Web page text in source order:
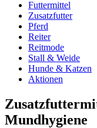
Futtermittel
Zusatzfutter
Pferd
Reiter
Reitmode
Stall & Weide
Hunde & Katzen
Aktionen
Mundhygiene